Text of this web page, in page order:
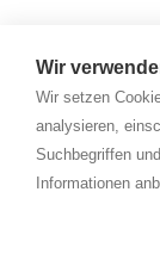
Wir
Wir setzen
analysieren,
Suchbegriffen
Informationen
Angebot
Über uns
Leistungen
Business